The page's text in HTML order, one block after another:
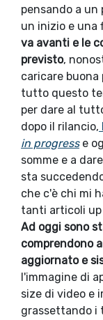
pensando a
un inizio e una
va avanti e le
previsto,
caricare
tutto questo
per dare al
dopo il rilancio,
in progresse
somme e a
sta
che c'è chi mi
tanti articoli up
Ad oggi sono
comprendono
aggiornato e
l'immagine di
size di video e
grassettando i